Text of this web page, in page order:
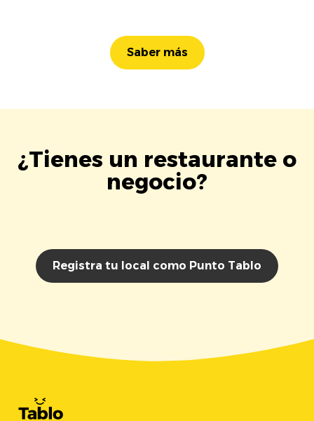
Saber más
¿Tienes un restaurante o
negocio?
Registra tu local como Punto Tablo